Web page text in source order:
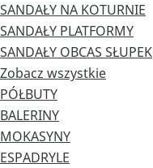
SANDAŁY NA KOTURNIE
SANDAŁY PLATFORMY
SANDAŁY OBCAS SŁUPEK
Zobacz wszystkie
PÓŁBUTY
BALERINY
MOKASYNY
ESPADRYLE